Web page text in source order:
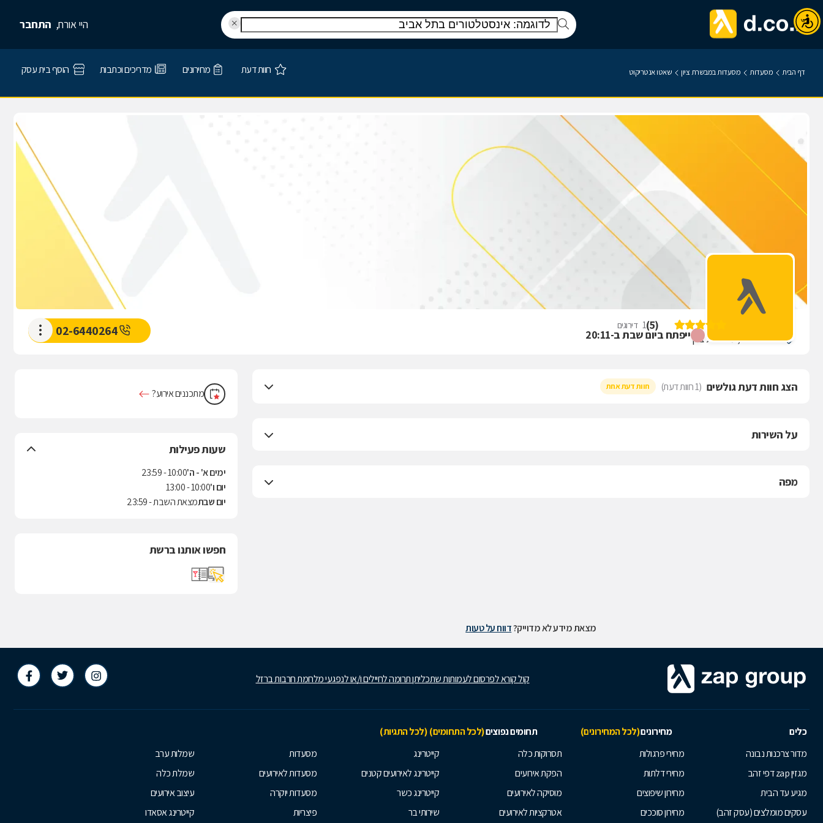
היי אורח, התחבר
דף הבית מסעדות מסעדות במבשרת ציון שאטו אנטריקוט חוות דעת מחירונים מדריכים וכתבות הוסף בית עסק
ייפתח ביום שבת ב-20:11
(
5
)
1 דירוגים
החוצבים 10, מבשרת ציון 02-6440264
הצג חוות דעת גולשים (1 חוות דעת) חוות דעת אחת
על השירות
מפה
מתכננים אירוע?
שעות פעילות
ימים א' - ה'10:00 - 23:59
יום ו'10:00 - 13:00
יום שבתמצאת השבת - 23:59
חפשו אותנו ברשת
מצאת מידע לא מדוייק?דווח על טעות
קול קורא לפרסום לעמותות שתכליתן תרומה לחיילים ו/או לנפגעי מלחמת חרבות ברזל
כלים מחירונים(לכל המחירונים) תחומים נפוצים(לכל התחומים) (לכל התגיות)
מדור צרכנות נבונה
מגזין zap דפי זהב
מגיע עד הבית
עסקים מומלצים (עסק זהב)
מחירי פרגולות
מחירי דלתות
מחירון שיפוצים
מחירון סוככים
תסרוקות כלה
הפקת אירועים
מוסיקה לאירועים
אטרקציות לאירועים
קייטרינג
קייטרינג לאירועים קטנים
קייטרינג כשר
שירותי בר
מסעדות
מסעדות לאירועים
מסעדות יוקרה
פיצריות
שמלות ערב
שמלת כלה
עיצוב אירועים
קייטרינג אסאדו